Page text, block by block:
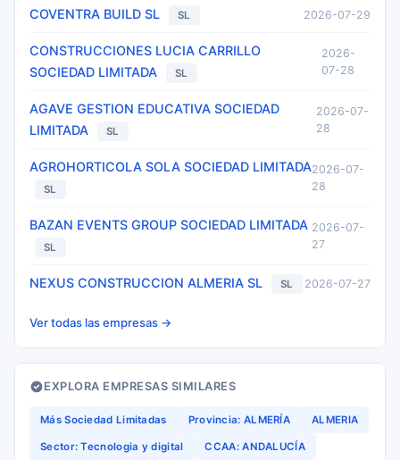
COVENTRA BUILD SL SL 2026-07-29
CONSTRUCCIONES LUCIA CARRILLO
SOCIEDAD LIMITADA
SL
2026-
07-28
AGAVE GESTION EDUCATIVA SOCIEDAD
LIMITADA
SL
2026-07-
28
AGROHORTICOLA SOLA SOCIEDAD LIMITADA
SL
2026-07-
28
BAZAN EVENTS GROUP SOCIEDAD LIMITADA
SL
2026-07-
27
NEXUS CONSTRUCCION ALMERIA SL SL 2026-07-27
Ver todas las empresas →
EXPLORA EMPRESAS SIMILARES
Más Sociedad Limitadas Provincia: ALMERÍA ALMERIA
Sector: Tecnologia y digital CCAA: ANDALUCÍA